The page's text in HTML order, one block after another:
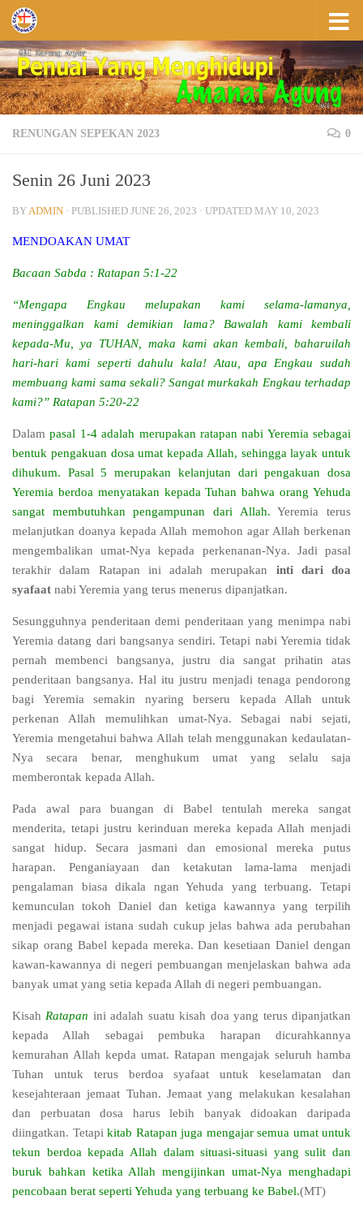
Skip to content
RENUNGAN SEPEKAN 2023 0
Senin 26 Juni 2023
BYADMIN · PUBLISHED JUNE 26, 2023 · UPDATED MAY 10, 2023
MENDOAKAN UMAT
Bacaan Sabda : Ratapan 5:1-22
“Mengapa Engkau melupakan kami selama-lamanya,
meninggalkan kami demikian lama? Bawalah kami kembali
kepada-Mu, ya TUHAN, maka kami akan kembali, baharuilah
hari-hari kami seperti dahulu kala! Atau, apa Engkau sudah
membuang kami sama sekali? Sangat murkakah Engkau terhadap
kami?” Ratapan 5:20-22
Dalam pasal 1-4 adalah merupakan ratapan nabi Yeremia sebagai
bentuk pengakuan dosa umat kepada Allah, sehingga layak untuk
dihukum. Pasal 5 merupakan kelanjutan dari pengakuan dosa
Yeremia berdoa menyatakan kepada Tuhan bahwa orang Yehuda
sangat membutuhkan pengampunan dari Allah. Yeremia terus
melanjutkan doanya kepada Allah memohon agar Allah berkenan
mengembalikan umat-Nya kepada perkenanan-Nya. Jadi pasal
terakhir dalam Ratapan ini adalah merupakan inti dari doa
syafaat nabi Yeremia yang terus menerus dipanjatkan.
Sesungguhnya penderitaan demi penderitaan yang menimpa nabi
Yeremia datang dari bangsanya sendiri. Tetapi nabi Yeremia tidak
pernah membenci bangsanya, justru dia sangat prihatin atas
penderitaan bangsanya. Hal itu justru menjadi tenaga pendorong
bagi Yeremia semakin nyaring berseru kepada Allah untuk
perkenan Allah memulihkan umat-Nya. Sebagai nabi sejati,
Yeremia mengetahui bahwa Allah telah menggunakan kedaulatan-
Nya secara benar, menghukum umat yang selalu saja
memberontak kepada Allah.
Pada awal para buangan di Babel tentulah mereka sangat
menderita, tetapi justru kerinduan mereka kepada Allah menjadi
sangat hidup. Secara jasmani dan emosional mereka putus
harapan. Penganiayaan dan ketakutan lama-lama menjadi
pengalaman biasa dikala ngan Yehuda yang terbuang. Tetapi
kemunculan tokoh Daniel dan ketiga kawannya yang terpilih
menjadi pegawai istana sudah cukup jelas bahwa ada perubahan
sikap orang Babel kepada mereka. Dan kesetiaan Daniel dengan
kawan-kawannya di negeri pembuangan menjelaskan bahwa ada
banyak umat yang setia kepada Allah di negeri pembuangan.
Kisah Ratapan ini adalah suatu kisah doa yang terus dipanjatkan
kepada Allah sebagai pembuka harapan dicurahkannya
kemurahan Allah kepda umat. Ratapan mengajak seluruh hamba
Tuhan untuk terus berdoa syafaat untuk keselamatan dan
kesejahteraan jemaat Tuhan. Jemaat yang melakukan kesalahan
dan perbuatan dosa harus lebih banyak didoakan daripada
diingatkan. Tetapi kitab Ratapan juga mengajar semua umat untuk
tekun berdoa kepada Allah dalam situasi-situasi yang sulit dan
buruk bahkan ketika Allah mengijinkan umat-Nya menghadapi
pencobaan berat seperti Yehuda yang terbuang ke Babel.(MT)